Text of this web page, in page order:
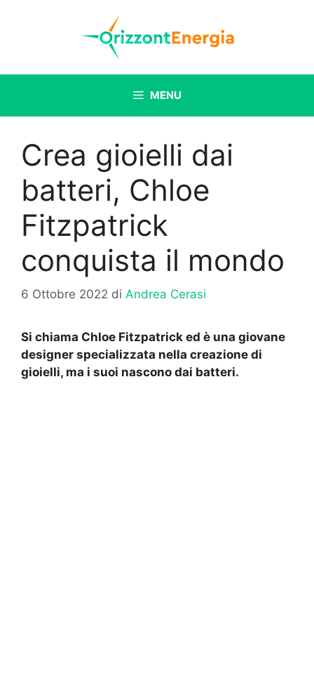
MENU
Crea gioielli dai
batteri, Chloe
Fitzpatrick
conquista il mondo
6 Ottobre 2022 di Andrea Cerasi
Si chiama Chloe Fitzpatrick ed è una giovane
designer specializzata nella creazione di
gioielli, ma i suoi nascono dai batteri.